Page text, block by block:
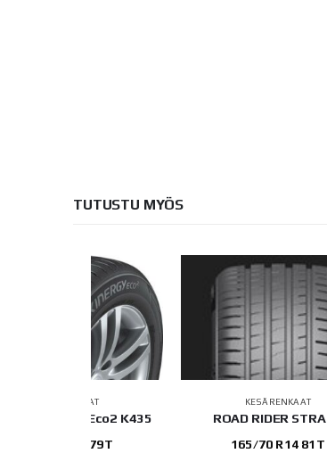
TUTUSTU MYÖS
ROAD RIDER STRADA
165/70 R14 81T